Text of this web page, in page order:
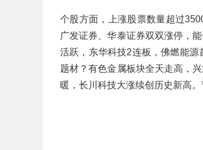
个股方面，上涨股票数量超过
广发证券、华泰证券双双涨停，
活跃，东华科技2连板，佛燃能
题材？有色金属板块全天走高，
暖，长川科技大涨续创历史新高